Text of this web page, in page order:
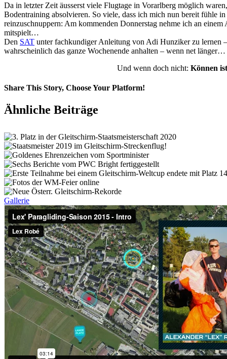
Da in letzter Zeit äusserst viele Flugtage in Vorarlberg möglich
Bodentraining absolvieren. So viele, dass ich mich nun bereit fühle
reinzuschnuppern: Am kommenden Donnerstag nehme ich an
mitspielt…
Den SAT unter fachkundiger Anleitung von Adi Hunziker zu lernen
wahrscheinlich das ganze Wochenende anhalten – wenn net länger…
Und wenn doch nicht: Können
Share This Story, Choose Your Platform!
Facebook
X
Vk
E-
Mail
Ähnliche Beiträge
Gallerie